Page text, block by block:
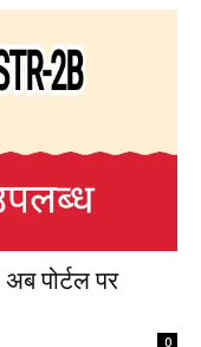
पोर्टल पर
0